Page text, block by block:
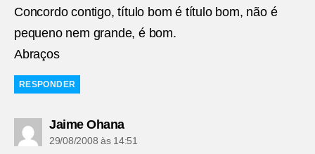
Concordo contigo, título bom é título bom, não é
pequeno nem grande, é bom.
Abraços
RESPONDER
Jaime Ohanadiz:
29/08/2008 às 14:51